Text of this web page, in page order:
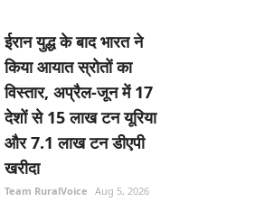
ईरान युद्ध के बाद भारत ने
किया आयात स्रोतों का
विस्तार, अप्रैल-जून में 17
देशों से 15 लाख टन यूरिया
और 7.1 लाख टन डीएपी
खरीदा
Team RuralVoice Aug 5, 2026